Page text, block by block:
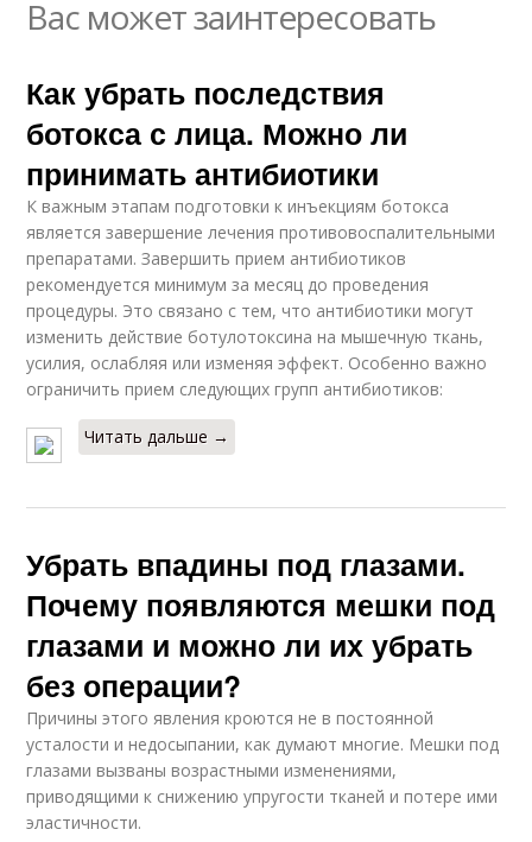
Вас может заинтересовать
Как убрать последствия
ботокса с лица. Можно ли
принимать антибиотики
К важным этапам подготовки к инъекциям ботокса
является завершение лечения противовоспалительными
препаратами. Завершить прием антибиотиков
рекомендуется минимум за месяц до проведения
процедуры. Это связано с тем, что антибиотики могут
изменить действие ботулотоксина на мышечную ткань,
усилия, ослабляя или изменяя эффект. Особенно важно
ограничить прием следующих групп антибиотиков:
Читать дальше →
Убрать впадины под глазами.
Почему появляются мешки под
глазами и можно ли их убрать
без операции?
Причины этого явления кроются не в постоянной
усталости и недосыпании, как думают многие. Мешки под
глазами вызваны возрастными изменениями,
приводящими к снижению упругости тканей и потере ими
эластичности.